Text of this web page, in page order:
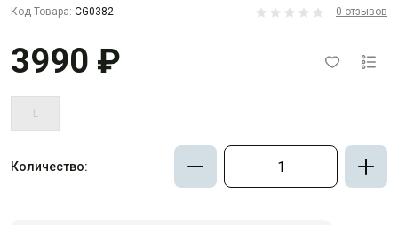
Код Товара: CG0382 0 отзывов
3990 ₽
L
Количество: